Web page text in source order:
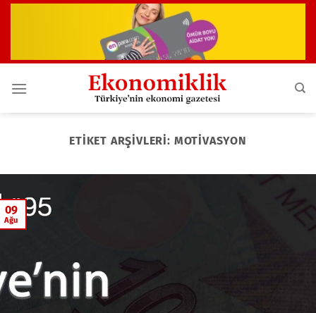
ETIKET ARŞIVLERI: MOTIVASYON
09
Ağu